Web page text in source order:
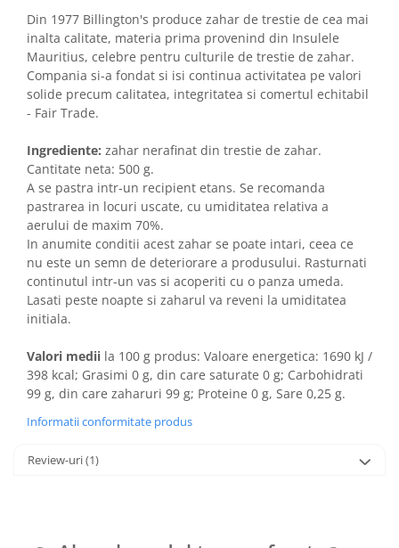
Din 1977 Billington's produce zahar de trestie de cea mai
inalta calitate, materia prima provenind din Insulele
Mauritius, celebre pentru culturile de trestie de zahar.
Compania si-a fondat si isi continua activitatea pe valori
solide precum calitatea, integritatea si comertul echitabil
- Fair Trade.
Ingrediente: zahar nerafinat din trestie de zahar.
Cantitate neta: 500 g.
A se pastra intr-un recipient etans. Se recomanda
pastrarea in locuri uscate, cu umiditatea relativa a
aerului de maxim 70%.
In anumite conditii acest zahar se poate intari, ceea ce
nu este un semn de deteriorare a produsului. Rasturnati
continutul intr-un vas si acoperiti cu o panza umeda.
Lasati peste noapte si zaharul va reveni la umiditatea
initiala.
Valori medii la 100 g produs: Valoare energetica: 1690 kJ /
398 kcal; Grasimi 0 g, din care saturate 0 g; Carbohidrati
99 g, din care zaharuri 99 g; Proteine 0 g, Sare 0,25 g.
Informatii conformitate produs
Review-uri(1)